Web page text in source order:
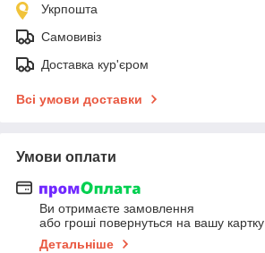
Укрпошта
Самовивіз
Доставка кур'єром
Всі умови доставки
Умови оплати
Ви отримаєте замовлення
або гроші повернуться на вашу картку
Детальніше